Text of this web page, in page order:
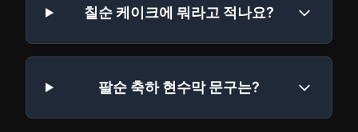
칠순 케이크에 뭐라고 적나요?
팔순 축하 현수막 문구는?